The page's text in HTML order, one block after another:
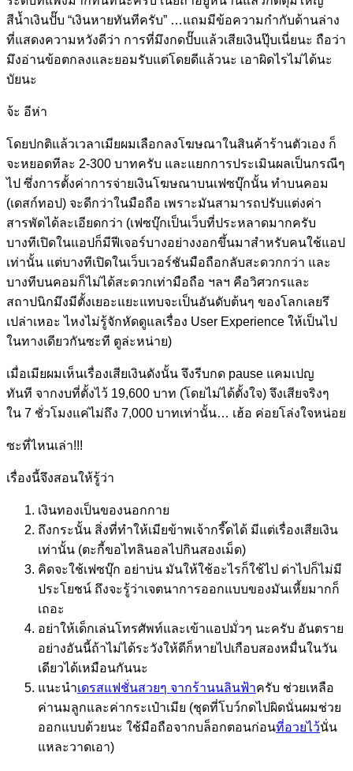
สีน้ำเงินปั๊บ “เงินหายทันทีครับ” …แถมมีข้อความกำกับด้านล่าง
ที่แสดงความหวังดีว่า การที่มึงกดปั๊บแล้วเสียเงินปุ๊บเนี่ยนะ ถือว่า
มึงอ่านข้อตกลงและยอมรับแต่โดยดีแล้วนะ เอาผิดไรไม่ได้นะ
บัยนะ
จ้ะ อีห่า
โดยปกติแล้วเวลาเมียผมเลือกลงโฆษณาในสินค้าร้านตัวเอง ก็
จะหยอดทีละ 2-300 บาทครับ และแยกการประเมินผลเป็นกรณีๆ
ไป ซึ่งการตั้งค่าการจ่ายเงินโฆษณาบนเฟซบุ๊กนั้น ทำบนคอม
(เดสก์ทอป) จะดีกว่าในมือถือ เพราะมันสามารถปรับแต่งค่า
สารพัดได้ละเอียดกว่า (เฟซบุ๊กเป็นเว็บที่ประหลาดมากครับ
บางทีเปิดในแอปก็มีฟีเจอร์บางอย่างงอกขึ้นมาสำหรับคนใช้แอป
เท่านั้น แต่บางทีเปิดในเว็บเวอร์ชันมือถือกลับสะดวกกว่า และ
บางทีบนคอมก็ไม่ได้สะดวกเท่ามือถือ ฯลฯ คือวิศวกรและ
สถาปนิกมึงมีตั้งเยอะแยะแทบจะเป็นอันดับต้นๆ ของโลกเลยรึ
เปล่าเหอะ ไหงไม่รู้จักหัดดูแลเรื่อง User Experience ให้เป็นไป
ในทางเดียวกันซะที ตูล่ะหน่าย)
เมื่อเมียผมเห็นเรื่องเสียเงินดังนั้น จึงรีบกด pause แคมเปญ
ทันที จากงบที่ตั้งไว้ 19,600 บาท (โดยไม่ได้ตั้งใจ) จึงเสียจริงๆ
ใน 7 ชั่วโมงแค่ไม่ถึง 7,000 บาทเท่านั้น… เฮ้อ ค่อยโล่งใจหน่อย
ซะที่ไหนเล่า!!!
เรื่องนี้จึงสอนให้รู้ว่า
เงินทองเป็นของนอกกาย
ถึงกระนั้น สิ่งที่ทำให้เมียข้าพเจ้ากรี๊ดได้ มีแต่เรื่องเสียเงิน
เท่านั้น (ตะกี้ขอไทลินอลไปกินสองเม็ด)
คิดจะใช้เฟซบุ๊ก อย่าบ่น มันให้ใช้อะไรก็ใช้ไป ด่าไปก็ไม่มี
ประโยชน์ ถึงจะรู้ว่าเจตนาการออกแบบของมันเหี้ยมากก็
เถอะ
อย่าให้เด็กเล่นโทรศัพท์และเข้าแอปมั่วๆ นะครับ อันตราย
อย่างอันนี้ถ้าไม่ได้ระวังให้ดีก็หายไปเกือบสองหมื่นในวัน
เดียวได้เหมือนกันนะ
แนะนำเดรสแฟชั่นสวยๆ จากร้านนลินฟ้าครับ ช่วยเหลือ
ค่านมลูกและค่ากระเป๋าเมีย (ชุดที่โบว์กดไปผิดนั่นผมช่วย
ออกแบบด้วยนะ ใช้มือถือจากบล็อกตอนก่อนที่อวยไว้นั่น
แหละวาดเอา)